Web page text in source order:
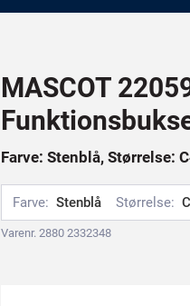
MASCOT
Farve: Stenblå, Størrelse:
Farve: Stenblå Størrelse:
Varenr. 2880 2332348